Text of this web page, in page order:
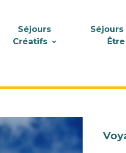
Séjours
Créatifs
Séjours
Être